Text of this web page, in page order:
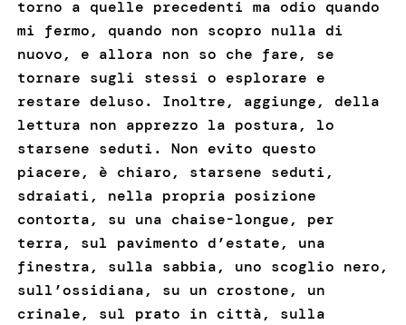
torno a quelle precedenti ma odio quando
mi fermo, quando non scopro nulla di
nuovo, e allora non so che fare, se
tornare sugli stessi o esplorare e
restare deluso. Inoltre, aggiunge, della
lettura non apprezzo la postura, lo
starsene seduti. Non evito questo
piacere, è chiaro, starsene seduti,
sdraiati, nella propria posizione
contorta, su una chaise-longue, per
terra, sul pavimento d’estate, una
finestra, sulla sabbia, uno scoglio nero,
sull’ossidiana, su un crostone, un
crinale, sul prato in città, sulla